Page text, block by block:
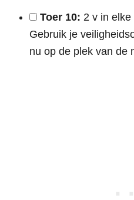
Toer 10: 2 v in
Gebruik je
nu op de plek van de